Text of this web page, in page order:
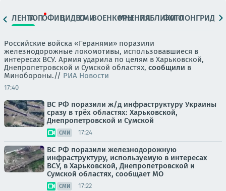
ЛЕНТАТОПОФИЦ.ВИДЕОСМИВОЕНКОРЫМНЕНИЯПАБЛИКИ
ФОТОЛОНГРИДЫ
Российские войска «Геранями» поразили
железнодорожные локомотивы, использовавшиеся в
интересах ВСУ. Армия ударила по целям в Харьковской,
Днепропетровской и Сумской областях, сообщили в
Минобороны.// РИА Новости
17:40
ВС РФ поразили ж/д инфраструктуру Украины
сразу в трёх областях: Харьковской,
Днепропетровской и Сумской
СМИ 17:24
ВС РФ поразили железнодорожную
инфраструктуру, используемую в интересах
ВСУ, в Харьковской, Днепропетровской и
Сумской областях, сообщает МО
СМИ 17:22